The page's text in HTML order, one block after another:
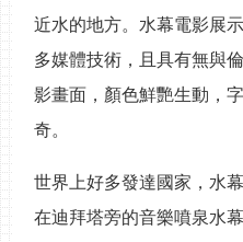
近水的地方。水幕電影展
多媒體技術，且具有無與
影畫面，顏色鮮艷生動，
奇。
世界上好多發達國家，水
在迪拜塔旁的音樂噴泉水